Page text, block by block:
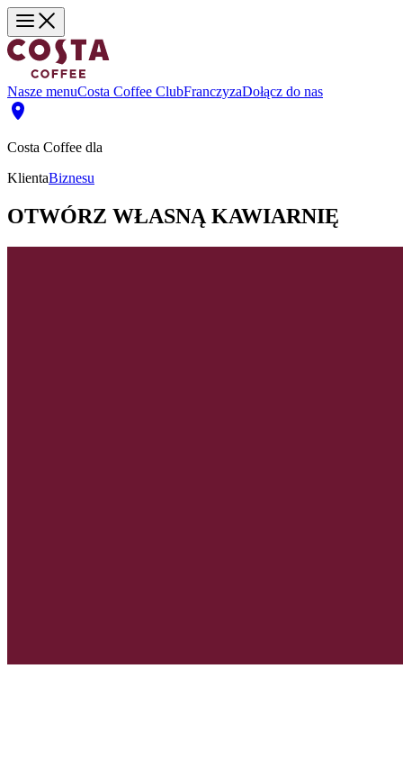
Nasze menuCosta Coffee ClubFranczyzaDołącz do nas
Costa Coffee dla
KlientaBiznesu
OTWÓRZ WŁASNĄ KAWIARNIĘ